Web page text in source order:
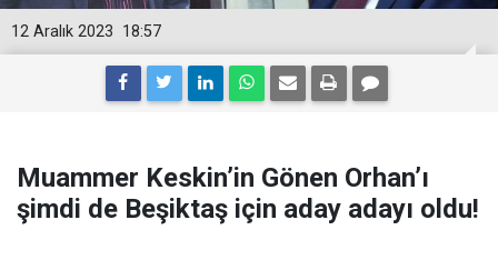
18:57
12 Aralık 2023
Muammer Keskin’in Gönen Orhan’ı
şimdi de Beşiktaş için aday adayı oldu!